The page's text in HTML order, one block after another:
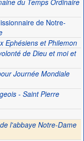
du Temps Ordinaire
de Notre-
Ephésiens et Philemon
de Dieu et moi et
Journée Mondiale
- Saint Pierre
l'abbaye Notre-Dame